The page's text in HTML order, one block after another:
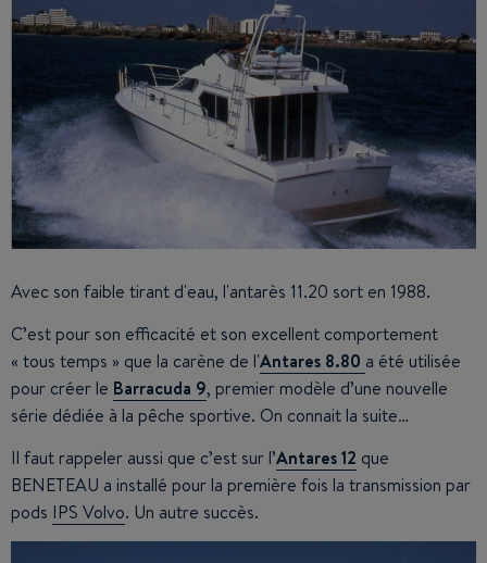
Avec son faible tirant d'eau, l'antarès 11.20 sort en 1988.
C’est pour son efficacité et son excellent comportement
« tous temps » que la carène de l'Antares 8.80 a été utilisée
pour créer le Barracuda 9, premier modèle d’une nouvelle
série dédiée à la pêche sportive. On connait la suite…
Il faut rappeler aussi que c’est sur l’Antares 12 que
BENETEAU a installé pour la première fois la transmission par
pods IPS Volvo. Un autre succès.